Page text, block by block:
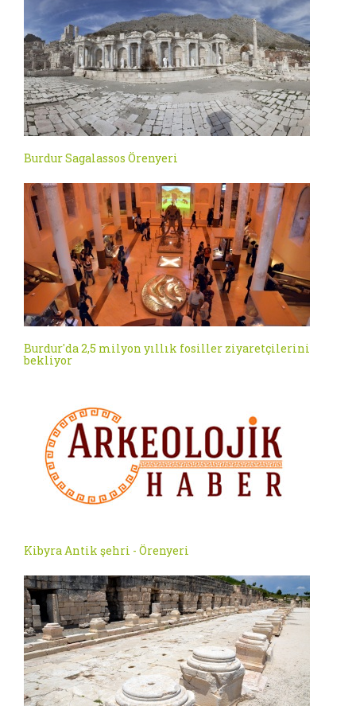
Burdur Sagalassos Örenyeri
Burdur'da 2,5 milyon yıllık fosiller ziyaretçilerini
bekliyor
Kibyra Antik şehri - Örenyeri